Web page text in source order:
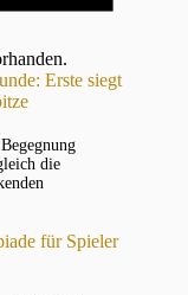
Erste siegt
die
für Spieler